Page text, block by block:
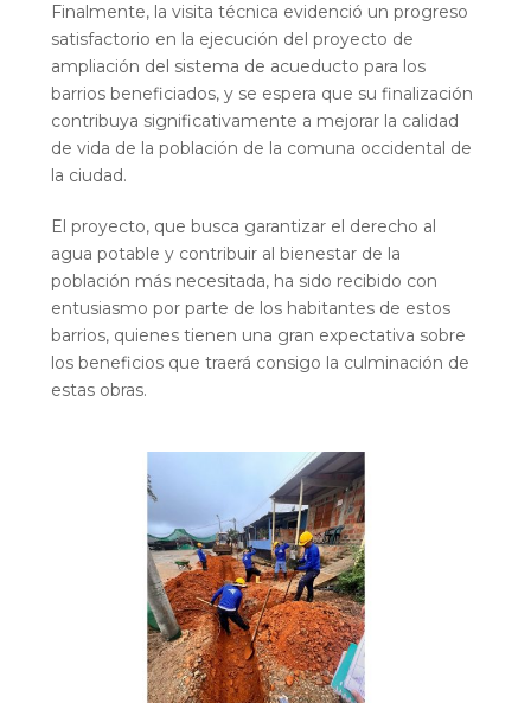
Finalmente, la visita técnica evidenció un progreso
satisfactorio en la ejecución del proyecto de
ampliación del sistema de acueducto para los
barrios beneficiados, y se espera que su finalización
contribuya significativamente a mejorar la calidad
de vida de la población de la comuna occidental de
la ciudad.
El proyecto, que busca garantizar el derecho al
agua potable y contribuir al bienestar de la
población más necesitada, ha sido recibido con
entusiasmo por parte de los habitantes de estos
barrios, quienes tienen una gran expectativa sobre
los beneficios que traerá consigo la culminación de
estas obras.